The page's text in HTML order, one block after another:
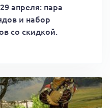
апреля: пара
и набор
со скидкой.